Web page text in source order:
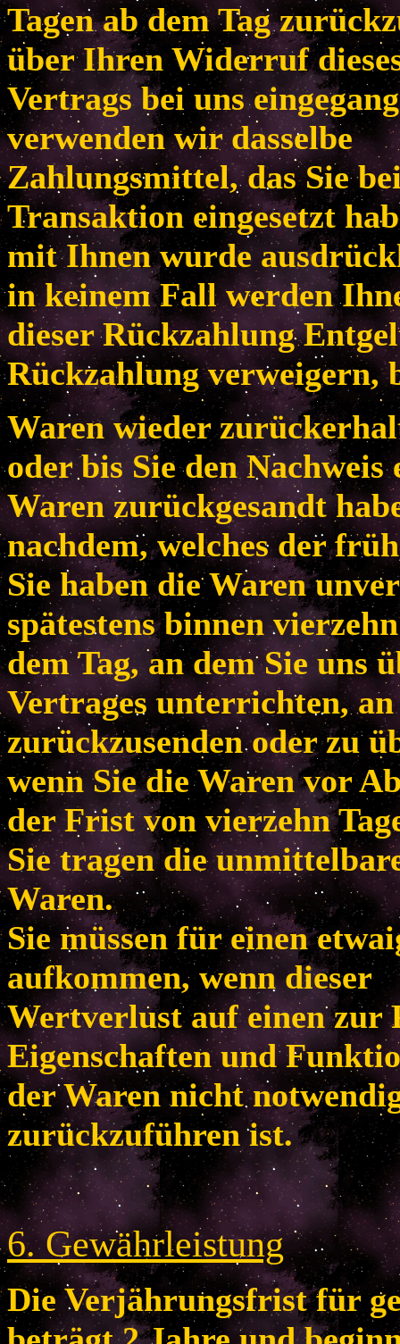
Tagen ab dem Tag
über Ihren Widerruf
Vertrags bei uns
verwenden wir dasselbe
Zahlungsmittel, das Sie
Transaktion eingesetzt
mit Ihnen wurde
in keinem Fall werden
dieser Rückzahlung
Rückzahlung verweigern,
Waren wieder
oder bis Sie den
Waren zurückgesandt
nachdem, welches der
Sie haben die Waren
spätestens binnen
dem Tag, an dem Sie uns
Vertrages unterrichten, an
zurückzusenden oder zu
wenn Sie die Waren vor
der Frist von vierzehn
Sie tragen die
Waren.
Sie müssen für einen
aufkommen, wenn dieser
Wertverlust auf einen zur
Eigenschaften und
der Waren nicht
zurückzuführen ist.
6. Gewährleistung
Die Verjährungsfrist für